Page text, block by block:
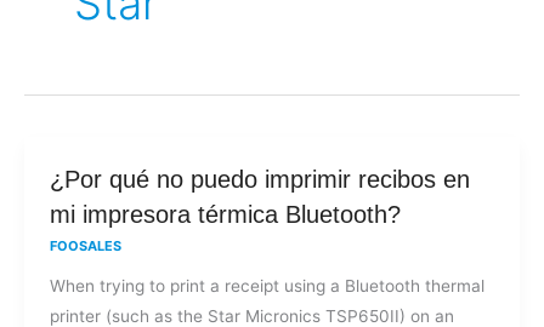
¿Por qué no puedo imprimir recibos en
mi impresora térmica Bluetooth?
FOOSALES
When trying to print a receipt using a Bluetooth thermal
printer (such as the Star Micronics TSP650II) on an
¿Por
qué
imprimir